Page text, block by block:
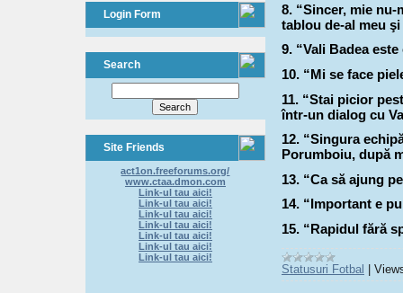
Login Form
Search
Site Friends
act1on.freeforums.org/
www.ctaa.dmon.com
Link-ul tau aici!
Link-ul tau aici!
Link-ul tau aici!
Link-ul tau aici!
Link-ul tau aici!
Link-ul tau aici!
Link-ul tau aici!
8. “Sincer, mie
tablou de-al meu
9. “Vali Badea
10. “Mi se face
11. “Stai picior
într-un dialog cu
12. “Singura
Porumboiu, după
13. “Ca să ajung
14. “Important e
15. “Rapidul fără
Statusuri Fotbal